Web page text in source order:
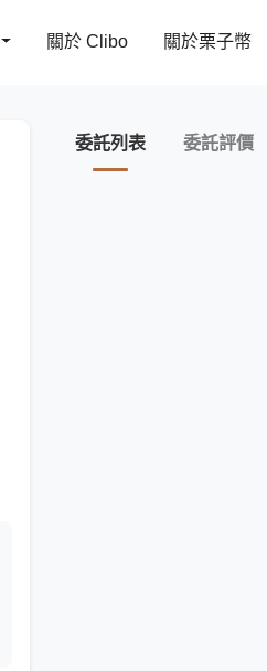
關於 Clibo 關於栗子幣
委託列表 委託評價